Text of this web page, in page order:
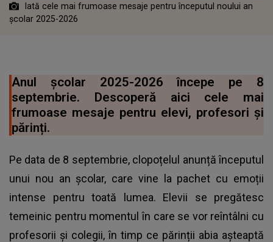
Iată cele mai frumoase mesaje pentru începutul noului an
școlar 2025-2026
Anul școlar 2025-2026 începe pe 8
septembrie. Descoperă aici cele mai
frumoase mesaje pentru elevi, profesori și
părinți.
Pe data de 8 septembrie, clopoțelul anunță începutul
unui nou an școlar, care vine la pachet cu emoții
intense pentru toată lumea. Elevii se pregătesc
temeinic pentru momentul în care se vor reîntâlni cu
profesorii și colegii, în timp ce părinții abia așteaptă